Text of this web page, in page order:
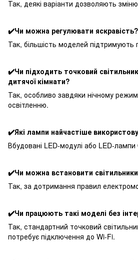
Так, деякі варіанти дозволяють
✔️Чи можна регулювати яскравість?
Так, більшість моделей
✔️Чи підходить точковий
дитячої кімнати?
Так, особливо завдяки нічному
освітленню.
✔️Які лампи найчастіше
Вбудовані LED-модулі або LED-
✔️Чи можна встановити
Так, за дотримання правил
✔️Чи працюють такі моделі без
Так, стандартний точковий
потребує підключення до Wi-Fi.